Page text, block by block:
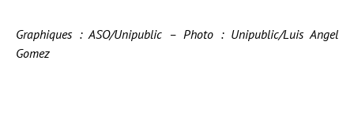
Graphiques : ASO/Unipublic – Photo : Unipublic/Luis Angel
Gomez